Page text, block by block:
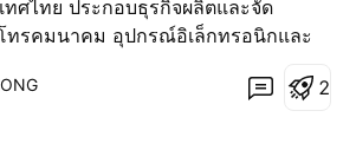
ทศไทย ประกอบธุรกิจผลิตและจัด
ทรคมนาคม อุปกรณ์อิเล็กทรอนิกและ
ยีไอพี (PABX), อุปกรณ์ควบคุมการ
2